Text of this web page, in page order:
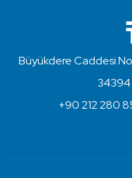
Büyükdere Caddesi
+90 212 280